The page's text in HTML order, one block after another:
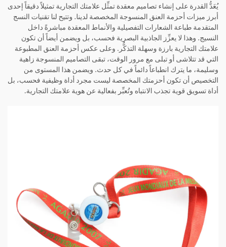
يُعَدُّ القدرة على إنشاء تصاميم معقدة تمثِّل علامتك التجارية تمثيلاً دقيقاً إحدى
أبرز ميزات أحزمة العنق المنسوجة المخصصة لدينا. وتتيح لنا تقنيات النسج
المتقدمة طباعة الشعارات التفصيلية والأنماط المعقدة مباشرةً داخل
النسيج. وهذا لا يعزِّز الجاذبية البصرية فحسب، بل ويضمن أيضاً أن تكون
علامتك التجارية بارزة وسهلة التذكُّر. وعلى عكس أحزمة العنق المطبوعة
التي قد تتلاشى أو تبلى مع مرور الوقت، تبقى التصاميم المنسوجة زاهية
وسليمة، ما يترك انطباعاً دائماً في كل حدث. ويضمن هذا المستوى من
التخصيص أن تكون أحزمتك المخصصة ليست مجرد أداة وظيفية فحسب، بل
أداة تسويق قوية تجذب الانتباه وتُعبِّر بفعالية عن هوية علامتك التجارية.